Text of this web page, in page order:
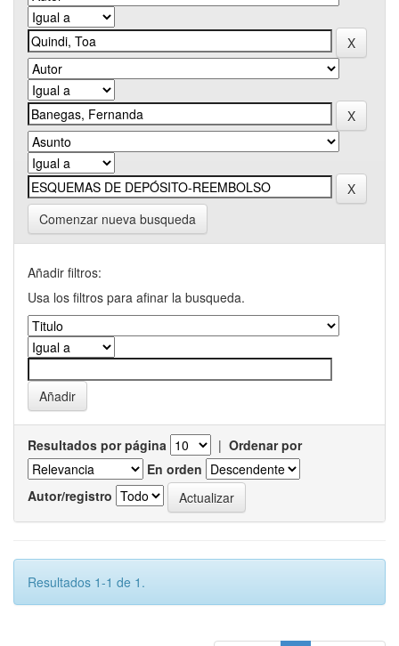
Comenzar nueva busqueda
Añadir filtros:
Usa los filtros para afinar la busqueda.
Resultados por página | Ordenar por
En orden
Autor/registro
Resultados 1-1 de 1.